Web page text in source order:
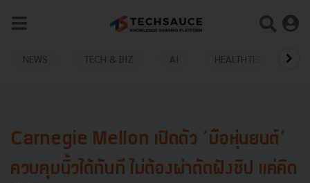
NEWS TECH & BIZ AI HEALTHTECH
Carnegie Mellon เปิดตัว ‘มือหุ่นยนต์’
ควบคุมนิ้วได้ทันที ไม่ต้องผ่าตัดฝังชิป แค่คิด